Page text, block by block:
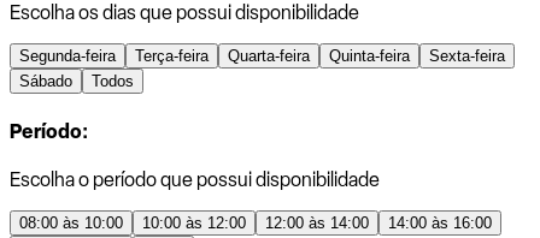
Escolha os dias que possui disponibilidade
Segunda-feira Terça-feira Quarta-feira Quinta-feira
Sexta-feira
Sábado
Todos
Período:
Escolha o período que possui disponibilidade
08:00 às 10:00 10:00 às 12:00 12:00 às 14:00
14:00 às 16:00